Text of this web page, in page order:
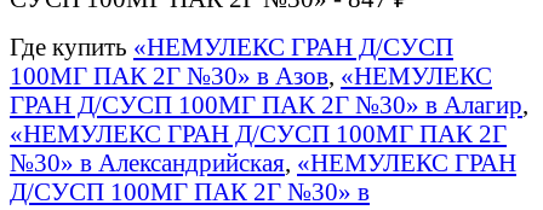
Где купить «НЕМУЛЕКС ГРАН Д/СУСП
100МГ ПАК 2Г №30» в Азов, «НЕМУЛЕКС
ГРАН Д/СУСП 100МГ ПАК 2Г №30» в Алагир,
«НЕМУЛЕКС ГРАН Д/СУСП 100МГ ПАК 2Г
№30» в Александрийская, «НЕМУЛЕКС ГРАН
Д/СУСП 100МГ ПАК 2Г №30» в